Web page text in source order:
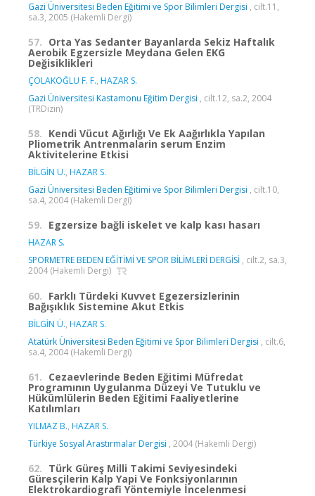
Gazi Üniversitesi Beden Eğitimi ve Spor Bilimleri Dergisi , cilt.11,
sa.3, 2005 (Hakemli Dergi)
57. Orta Yas Sedanter Bayanlarda Sekiz Haftalık
Aerobik Egzersizle Meydana Gelen EKG
Değisiklikleri
ÇOLAKOĞLU F. F., HAZAR S.
Gazi Üniversitesi Kastamonu Eğitim Dergisi , cilt.12, sa.2, 2004
(TRDizin)
58. Kendi Vücut Ağırlığı Ve Ek Aağırlıkla Yapılan
Pliometrik Antrenmalarin serum Enzim
Aktivitelerine Etkisi
BİLGİN U., HAZAR S.
Gazi Üniversitesi Beden Eğitimi ve Spor Bilimleri Dergisi , cilt.10,
sa.4, 2004 (Hakemli Dergi)
59. Egzersize bağli iskelet ve kalp kası hasarı
HAZAR S.
SPORMETRE BEDEN EĞİTİMİ VE SPOR BİLİMLERİ DERGİSİ , cilt.2, sa.3,
2004 (Hakemli Dergi)
60. Farklı Türdeki Kuvvet Egezersizlerinin
Bağışıklık Sistemine Akut Etkis
BİLGİN Ü., HAZAR S.
Atatürk Üniversitesi Beden Eğitimi ve Spor Bilimleri Dergisi , cilt.6,
sa.4, 2004 (Hakemli Dergi)
61. Cezaevlerinde Beden Eğitimi Müfredat
Programının Uygulanma Düzeyi Ve Tutuklu ve
Hükümlülerin Beden Eğitimi Faaliyetlerine
Katılımları
YILMAZ B., HAZAR S.
Türkiye Sosyal Arastırmalar Dergisi , 2004 (Hakemli Dergi)
62. Türk Güreş Milli Takimi Seviyesindeki
Güresçilerin Kalp Yapi Ve Fonksiyonlarının
Elektrokardiografi Yöntemiyle İncelenmesi